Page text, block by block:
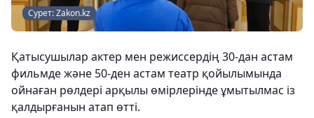
Сурет: Zakon.kz
Қатысушылар актер мен режиссердің 30-дан астам
фильмде және 50-ден астам театр қойылымында
ойнаған рөлдері арқылы өмірлерінде ұмытылмас із
қалдырғанын атап өтті.